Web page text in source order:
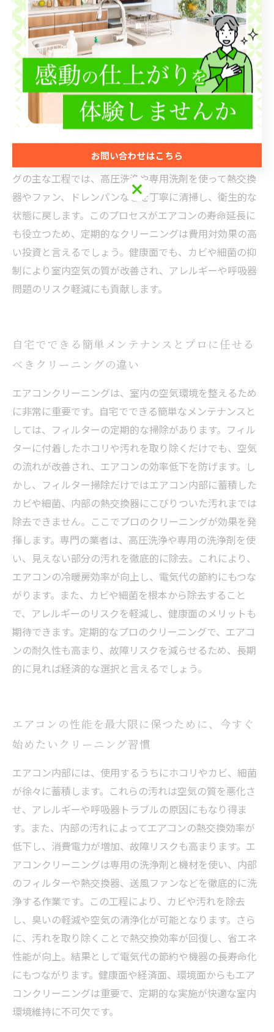
コスト削減につながるのか
エアコンクリーニングは、内部に蓄積したホコリやカ
ビ、細菌を除去し、エアコンの性能を最適化する重要な
作業です。これにより冷暖房効率が向上し、電力消費が
抑えられるため、結果的に光熱費の節約につながりま
す。さらに、内部の汚れが原因で発生する故障リスクを
減らし、修理や買い替えにかかる費用を回避できるた
め、長期的にはコスト削減が期待できます。クリーニン
グの主な工程では、高圧洗浄や専用洗剤を使って熱交換
器やファン、ドレンパンなどを丁寧に清掃し、衛生的な
状態に戻します。このプロセスがエアコンの寿命延長に
も役立つため、定期的なクリーニングは費用対効果の高
い投資と言えるでしょう。健康面でも、カビや細菌の抑
制により室内空気の質が改善され、アレルギーや呼吸器
問題のリスク軽減にも貢献します。
自宅でできる簡単メンテナンスとプロに任せる
べきクリーニングの違い
エアコンクリーニングは、室内の空気環境を整えるため
に非常に重要です。自宅でできる簡単なメンテナンスと
しては、フィルターの定期的な掃除があります。フィル
ターに付着したホコリや汚れを取り除くだけでも、空気
の流れが改善され、エアコンの効率低下を防げます。し
かし、フィルター掃除だけではエアコン内部に蓄積した
カビや細菌、内部の熱交換器にこびりついた汚れまでは
除去できません。ここでプロのクリーニングが効果を発
揮します。専門の業者は、高圧洗浄や専用の洗浄剤を使
い、見えない部分の汚れを徹底的に除去。これにより、
エアコンの冷暖房効率が向上し、電気代の節約にもつな
がります。また、カビや細菌を根本から除去すること
で、アレルギーのリスクを軽減し、健康面のメリットも
期待できます。定期的なプロのクリーニングで、エアコ
ンの耐久性も高まり、故障リスクを減らせるため、長期
的に見れば経済的な選択と言えるでしょう。
エアコンの性能を最大限に保つために、今すぐ
始めたいクリーニング習慣
エアコン内部には、使用するうちにホコリやカビ、細菌
が徐々に蓄積します。これらの汚れは空気の質を悪化さ
せ、アレルギーや呼吸器トラブルの原因にもなり得ま
す。また、内部の汚れによってエアコンの熱交換効率が
低下し、消費電力が増加、故障リスクも高まります。エ
アコンクリーニングは専用の洗浄剤と機材を使い、内部
のフィルターや熱交換器、送風ファンなどを徹底的に洗
浄する作業です。この工程により、カビや汚れを除去
し、臭いの軽減や空気の清浄化が可能となります。さら
に、汚れを取り除くことで熱交換効率が回復し、省エネ
性能が向上。結果として電気代の節約や機器の長寿命化
にもつながります。健康面や経済面、環境面からもエア
コンクリーニングは重要で、定期的な実施が快適な室内
環境維持に不可欠です。
お問い合わせはこちら
お問い合わせはこちら